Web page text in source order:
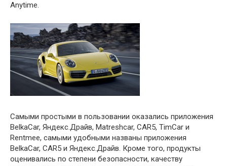
Anytime.
Самыми простыми в пользовании оказались приложения
BelkaCar, Яндекс.Драйв, Matreshcar, CAR5, TimCar и
Rentmee, самыми удобными названы приложения
BelkaCar, CAR5 и Яндекс.Драйв. Кроме того, продукты
оценивались по степени безопасности, качеству